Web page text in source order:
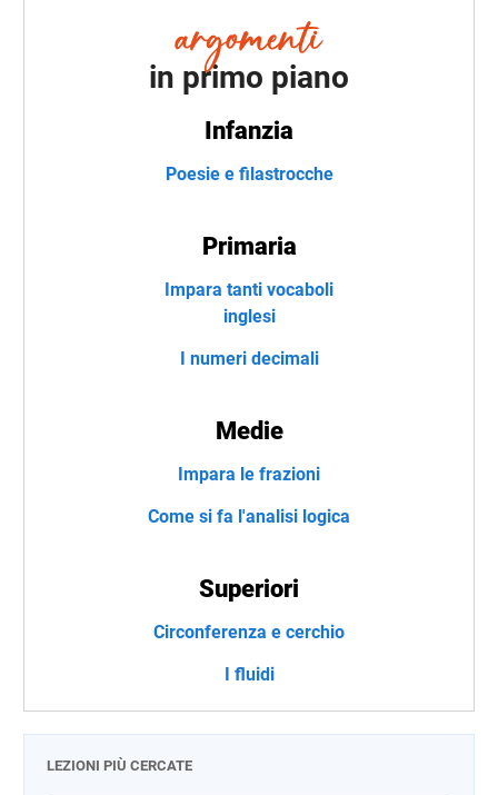
in primo piano
Infanzia
Poesie e filastrocche
Primaria
Impara tanti vocaboli
inglesi
I numeri decimali
Medie
Impara le frazioni
Come si fa l'analisi logica
Superiori
Circonferenza e cerchio
I fluidi
LEZIONI PIÙ CERCATE